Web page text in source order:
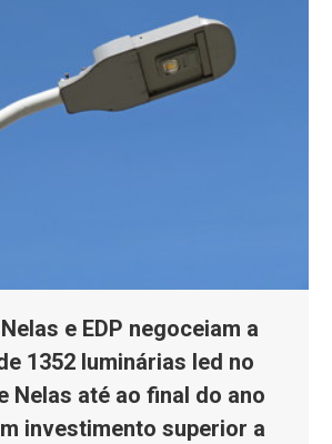
e EDP negoceiam a
1352 luminárias led no
Nelas até ao final do ano
investimento superior a